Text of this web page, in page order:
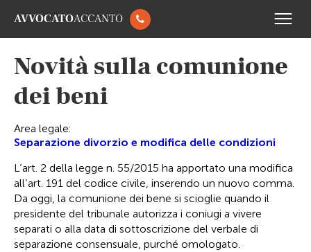
AVVOCATOACCANTO
Novità sulla comunione
dei beni
Area legale:
Separazione divorzio e modifica delle condizioni
L’art. 2 della legge n. 55/2015 ha apportato una modifica
all’art. 191 del codice civile, inserendo un nuovo comma.
Da oggi, la comunione dei bene si scioglie quando il
presidente del tribunale autorizza i coniugi a vivere
separati o alla data di sottoscrizione del verbale di
separazione consensuale, purché omologato.